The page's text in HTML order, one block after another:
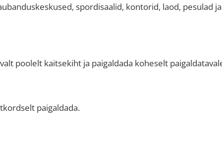
spordisaalid, kontorid, laod, pesulad ja
poolelt kaitsekiht ja paigaldada koheselt
paigaldada.